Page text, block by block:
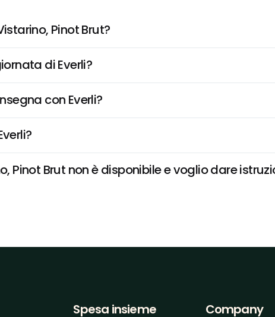
Pinot Brut?
di Everli?
con Everli?
Pinot Brut non è disponibile e voglio dare
Spesa insieme Company